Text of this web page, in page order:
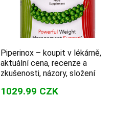
Piperinox – koupit v lékárně,
aktuální cena, recenze a
zkušenosti, názory, složení
1029.99 CZK